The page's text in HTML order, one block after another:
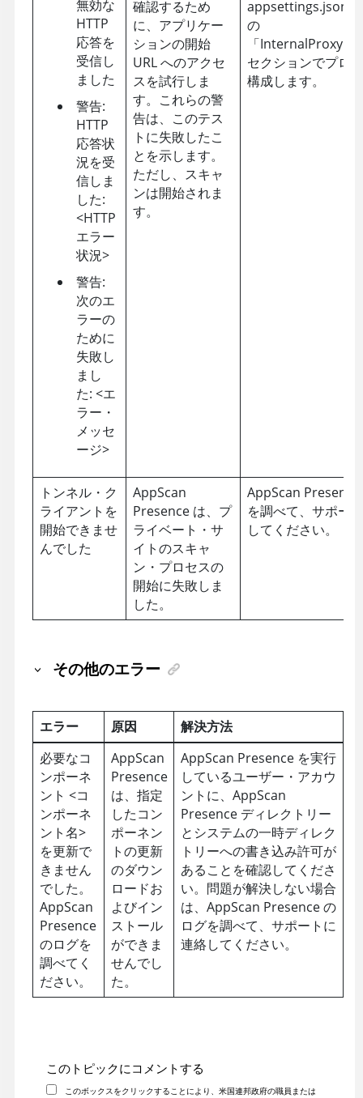
無効な
HTTP
応答を
受信し
ました
警告:
HTTP
応答状
況を受
信しま
した:
<HTTP
エラー
状況>
警告:
次のエ
ラーの
ために
失敗し
まし
た: <エ
ラー・
メッセ
ージ>
確認するため
に、アプリケー
ションの開始
URL へのアクセ
スを試行しま
す。これらの警
告は、このテス
トに失敗したこ
とを示します。
ただし、スキャ
ンは開始されま
す。
appsettings.json
の
「
セクションでプロ
構成します。
トンネル・ク
ライアントを
開始できませ
んでした
AppScan
Presenceは、プ
ライベート・サ
イトのスキャ
ン・プロセスの
開始に失敗しま
した。
AppScan Presence
を調べて、サポー
してください。
その他のエラー
エラー 原因
解決方法
必要なコ
ンポーネ
ント <コ
ンポーネ
ント名>
を更新で
きません
でした。
AppScan
Presence
のログを
調べてく
ださい。
AppScan
Presence
は、指定
したコン
ポーネン
トの更新
のダウン
ロードお
よびイン
ストール
ができま
せんでし
た。
AppScan Presenceを実行
しているユーザー・アカウ
ントに、 AppScan
Presenceディレクトリー
とシステムの一時ディレク
トリーへの書き込み許可が
あることを確認してくださ
い。問題が解決しない場合
は、 AppScan Presenceの
ログを調べて、サポートに
連絡してください。
このトピックにコメントする
このボックスをクリックすることにより、米国連邦政府の職員または